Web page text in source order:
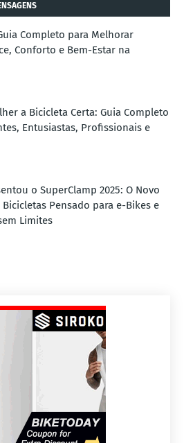
Completo para Melhorar
Conforto e Bem-Estar na
a Bicicleta Certa: Guia Completo
Entusiastas, Profissionais e
o SuperClamp 2025: O Novo
Pensado para e-Bikes e
Limites